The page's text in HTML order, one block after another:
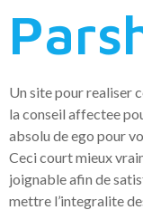
Un site pour realiser
la conseil affectee
absolu de ego pour
Ceci court mieux
joignable afin de
mettre l’integralite